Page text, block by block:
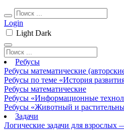
Login
Light Dark
Ребусы
Ребусы математические
Ребусы по теме «История
Ребусы математические
Ребусы «Информационные
Ребусы «Животный и
Задачи
Логические задачи для